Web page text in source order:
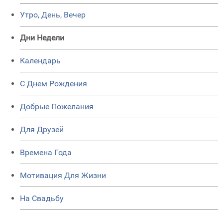
Утро, День, Вечер
Дни Недели
Календарь
C Днем Рождения
Добрые Пожелания
Для Друзей
Времена Года
Мотивация Для Жизни
На Свадьбу